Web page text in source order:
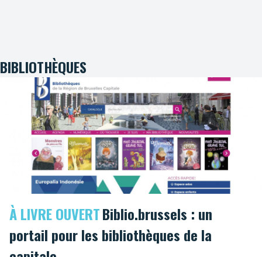
BIBLIOTHÈQUES
À LIVRE OUVERTBiblio.brussels : un
portail pour les bibliothèques de la